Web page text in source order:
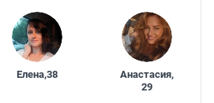
Елена,38 Анастасия,
29